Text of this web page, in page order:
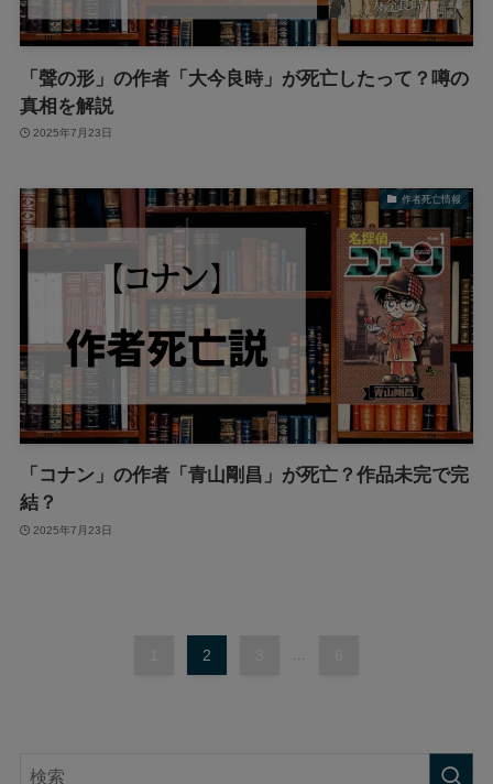
「聲の形」の作者「大今良時」が死亡したって？噂の
真相を解説
2025年7月23日
作者死亡情報
「コナン」の作者「青山剛昌」が死亡？作品未完で完
結？
2025年7月23日
2 ...